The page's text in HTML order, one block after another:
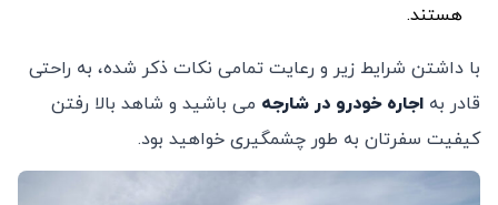
هستند.
با داشتن شرایط زیر و رعایت تمامی نکات ذکر شده، به راحتی
قادر به اجاره خودرو در شارجه می باشید و شاهد بالا رفتن
کیفیت سفرتان به طور چشمگیری خواهید بود.